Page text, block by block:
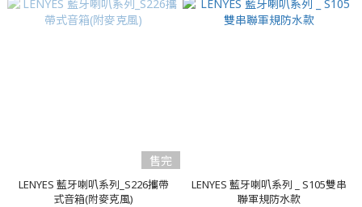
售完
LENYES 藍牙喇叭系列_S226攜帶
式音箱(附麥克風)
LENYES 藍牙喇叭系列 _ S105雙串
聯軍規防水款